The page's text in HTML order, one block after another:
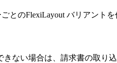
のFlexiLayout バリアント
きない場合は、請求書の取